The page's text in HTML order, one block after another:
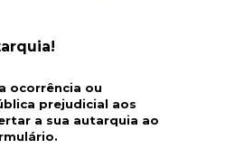
ocorrência ou
prejudicial aos
a sua autarquia ao